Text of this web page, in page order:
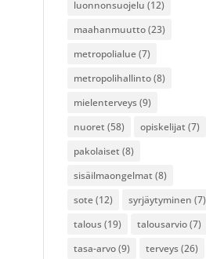
luonnonsuojelu (12)
maahanmuutto(23)
metropolialue(7)
metropolihallinto(8)
mielenterveys(9)
nuoret (58) opiskelijat (7)
pakolaiset (8)
sisäilmaongelmat (8)
sote(12) syrjäytyminen (7)
talous(19) talousarvio(7)
tasa-arvo(9) terveys(26)